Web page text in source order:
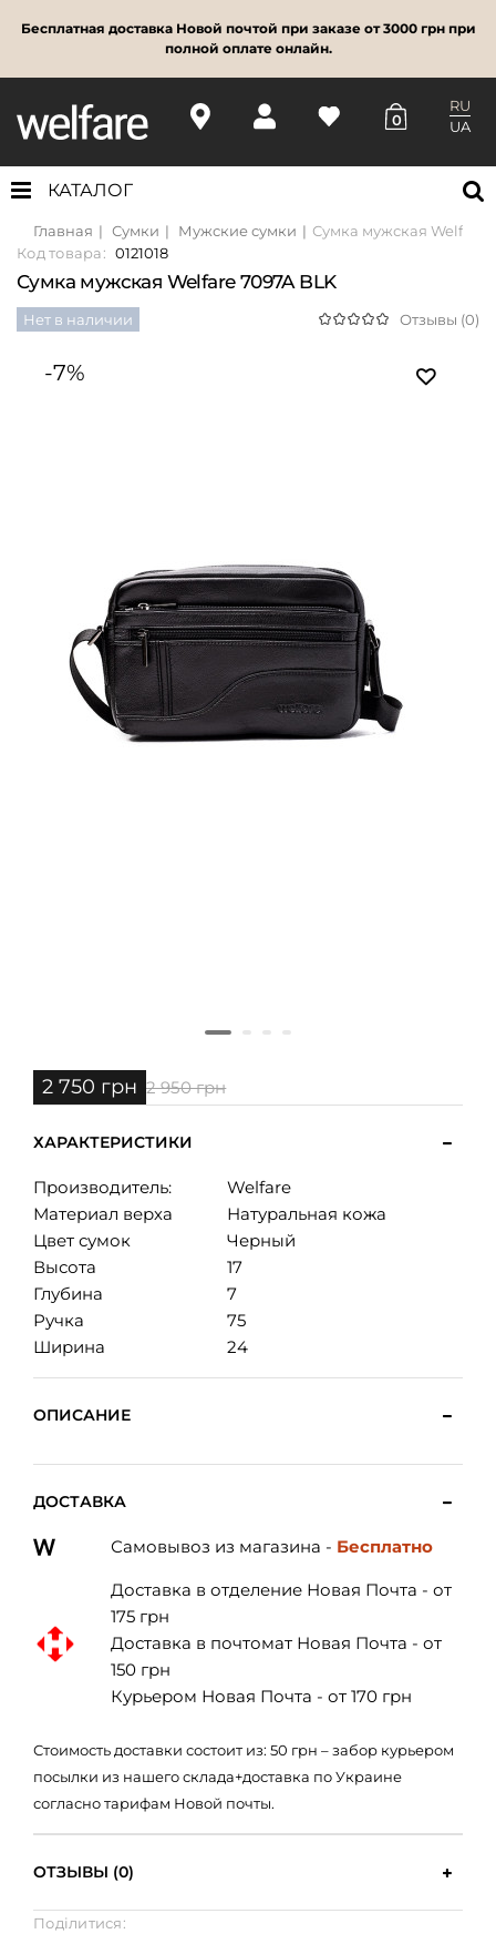
Бесплатная доставка Новой почтой при заказе от 3000 грн при
полной оплате онлайн.
0
RU
UA
КАТАЛОГ
Главная Сумки Мужские сумки
Сумка мужская Welfare
Код товара: 0121018
Сумка мужская Welfare 7097A BLK
Нет в наличии Отзывы (0)
-7%
2 750 грн 2 950 грн
ХАРАКТЕРИСТИКИ
Производитель:
Welfare
Материал верха
Натуральная кожа
Цвет сумок
Черный
Высота
17
Глубина
7
Ручка
75
Ширина
24
ОПИСАНИЕ
ДОСТАВКА
Самовывоз из магазина - Бесплатно
Доставка в отделение Новая Почта - от
175 грн
Доставка в почтомат Новая Почта - от
150 грн
Курьером Новая Почта - от 170 грн
Стоимость доставки состоит из: 50 грн – забор курьером
посылки из нашего склада+доставка по Украине
согласно тарифам Новой почты.
ОТЗЫВЫ (0)
Поділитися: